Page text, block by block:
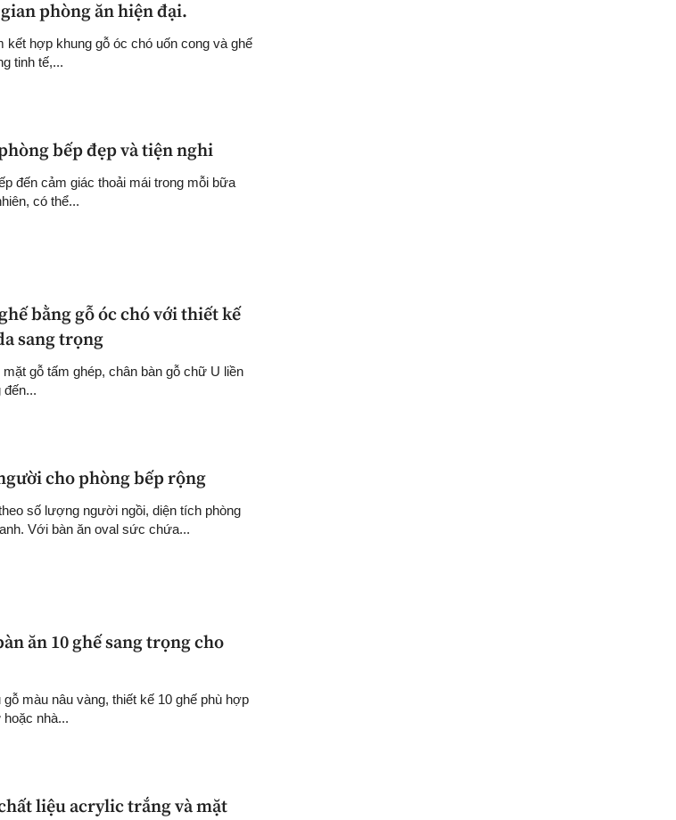
phòng ăn hiện đại.
kết hợp khung gỗ óc chó uốn cong và ghế
tinh tế,...
bếp đẹp và tiện nghi
đến cảm giác thoải mái trong mỗi bữa
có thể...
bằng gỗ óc chó với thiết kế
sang trọng
gỗ tấm ghép, chân bàn gỗ chữ U liền
đến...
cho phòng bếp rộng
số lượng người ngồi, diện tích phòng
Với bàn ăn oval sức chứa...
ăn 10 ghế sang trọng cho
màu nâu vàng, thiết kế 10 ghế phù hợp
nhà...
liệu acrylic trắng và mặt